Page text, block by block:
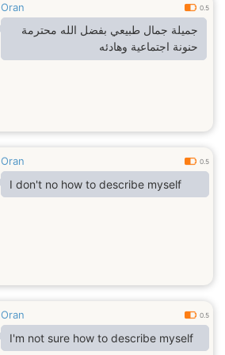
Oran 0.5
جميلة جمال طبيعي بفضل الله محترمة
حنونة اجتماعية وهادئه
Oran 0.5
I don't no how to describe myself
Oran 0.5
I'm not sure how to describe myself